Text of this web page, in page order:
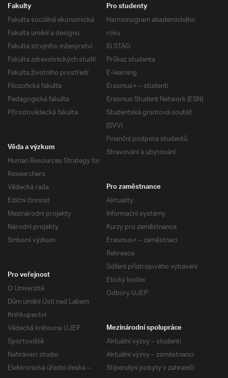
Fakulty
Fakulta sociálně ekonomická
Fakulta umění a designu
Fakulta strojního inženýrství
Fakulta zdravotnických studií
Fakulta životního prostředí
Filozofická fakulta
Pedagogická fakulta
Přírodovědecká fakulta
Pro studenty
Harmonogram akademického
roku
IS STAG
Průkaz studenta
E-learning
Erasmus+ – studenti
Erasmus Student Network (ESN)
Studentská grantová soutěž
(SVV)
Finanční podpora studentů
Stravování a ubytování
Věda a výzkum
Human Resources Strategy for
Researchers
Vědecká rada
Ediční činnost
Mezinárodní projekty
Národní projekty
Smluvní výzkum
Pro zaměstnance
Aktuality
Informační systémy
Kurzy pro zaměstnance
Erasmus+ – zaměstnaci
Rekreace
Sdílení přístrojového vybavení
Etický kodex
Odbory UJEP
Pro veřejnost
O Univerzitě
Dům umění Ústí nad Labem
Knihkupectví
Vědecká knihovna UJEP
Sportoviště
Nahrávací studio
Elektronická úřední deska –
Mezinárodní spolupráce
Aktuální výzvy – studenti
Aktuální výzvy – zaměstnanci
Stipendijní pobyty v zahraničí